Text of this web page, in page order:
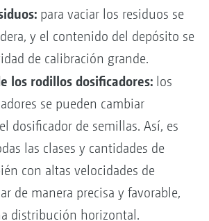
para vaciar los residuos se
y el contenido del depósito se
de calibración grande.
los rodillos dosificadores: los
se pueden cambiar
dosificador de semillas. Así, es
las clases y cantidades de
con altas velocidades de
de manera precisa y favorable,
distribución horizontal.